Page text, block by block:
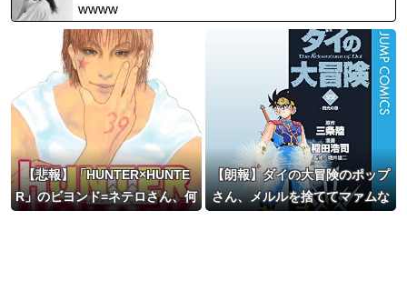
wwww
【悲報】「HUNTER×HUNTE
R」のビヨンド=ネテロさん、何
【朗報】ダイの大冒険のポップ
さん、メルルを捨ててマァムな